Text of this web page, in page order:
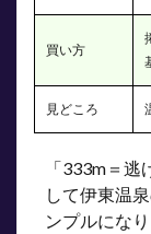
買い方
見どころ
「333m＝
して伊東温
ンプルにな